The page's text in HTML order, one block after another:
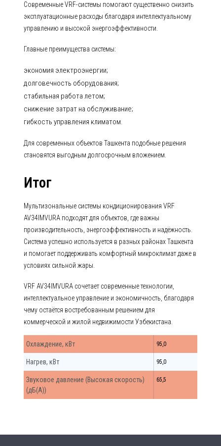
Современные VRF-системы помогают существенно снизить
эксплуатационные расходы благодаря интеллектуальному
управлению и высокой энергоэффективности.
Главные преимущества системы:
экономия электроэнергии;
долговечность оборудования;
стабильная работа летом;
снижение затрат на обслуживание;
гибкость управления климатом.
Для современных объектов Ташкента подобные решения
становятся выгодным долгосрочным вложением.
Итог
Мультизональные системы кондиционирования VRF
AV34IMVURA подходят для объектов, где важны
производительность, энергоэффективность и надёжность.
Система успешно используется в разных районах Ташкента
и помогает поддерживать комфортный микроклимат даже в
условиях сильной жары.
VRF AV34IMVURA сочетает современные технологии,
интеллектуальное управление и экономичность, благодаря
чему остаётся востребованным решением для
коммерческой и жилой недвижимости Узбекистана.
Охлаждение, кВт 95,0
Нагрев, кВт 95,0
Звуковое давление (Высокая скорость)
(дБ(А))
65,5